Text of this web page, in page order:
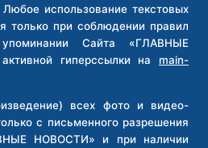
использование текстовых
только при соблюдении правил
Сайта «ГЛАВНЫЕ
гиперссылки на main-
всех фото и видео-
с письменного разрешения
НОВОСТИ» и при наличии